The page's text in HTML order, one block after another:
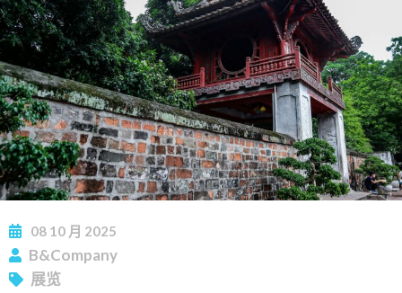
08 10 月 2025
B&Company
展览
订阅新闻通讯